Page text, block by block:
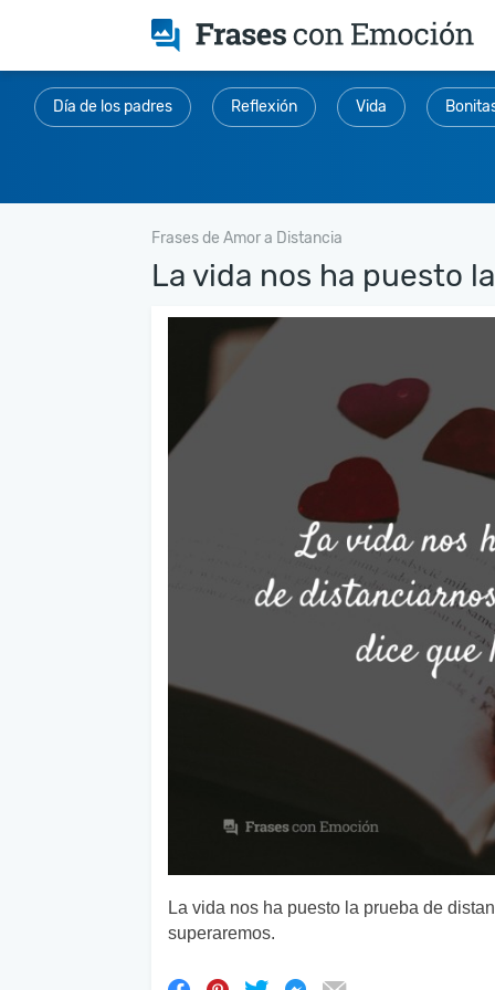
Día de los padres Reflexión Vida
Frases de Amor a Distancia
La vida nos ha puesto
La vida nos ha puesto la prueba de
superaremos.